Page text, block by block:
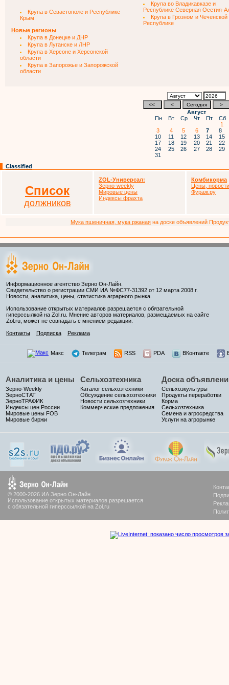
Крупа в Севастополе и Республике
Крым
Новые регионы
Крупа в Донецке и ДНР
Крупа в Луганске и ЛНР
Крупа в Херсоне и Херсонской
области
Крупа в Запорожье и Запорожской
области
Крупа во Владикавказе и
Республике Северная Осетия-
Крупа в Грозном и Чеченской
Республике
Август
Пн
Вт Ср Чт Пт Сб
1
3
4 5 6 7 8
10
11 12 13 14 15
17
18 19 20 21 22
24
25 26 27 28 29
31
Classified
Список
должников
ZOL-Универсал:
Зерно-weekly
Мировые цены
Индексы фрахта
Комбикорма
Цены,
Фураж.ру
Мука пшеничная, мука ржаная на доске объявлений
Информационное агентство Зерно Он-Лайн.
Свидетельство о регистрации СМИ ИА №ФС77-31392 от 12 марта 2008 г.
Новости, аналитика, цены, статистика аграрного рынка.
Использование открытых материалов разрешается с обязательной
гиперссылкой на Zol.ru. Мнение авторов материалов, размещаемых на сайте
Zol.ru, может не совпадать с мнением редакции.
Контакты
Подписка Реклама
Макс Телеграм RSS PDA ВКонтакте
Аналитика и цены
Зерно-Weekly
ЗерноСТАТ
ЗерноТРАФИК
Индексы цен России
Мировые цены FOB
Мировые биржи
Сельхозтехника
Каталог сельхозтехники
Обсуждение сельхозтехники
Новости сельхозтехники
Коммерческие предложения
Доска
Сельхозкультуры
Продукты переработки
Корма
Сельхозтехника
Семена и агросредства
Услуги на агрорынке
© 2000-2026 ИА Зерно Он-Лайн
Использование открытых материалов разрешается
с обязательной гиперссылкой на Zol.ru